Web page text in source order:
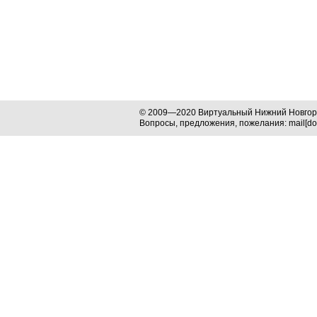
© 2009—2020 Виртуальный Нижний
Вопросы, предложения, пожелания: